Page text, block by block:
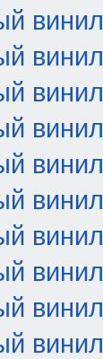
винил
винил
винил
винил
винил
винил
винил
винил
винил
винил